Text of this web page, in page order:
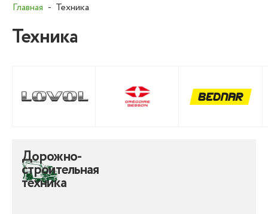
Главная
Техника
Техника
Дорожно-
строительная
техника